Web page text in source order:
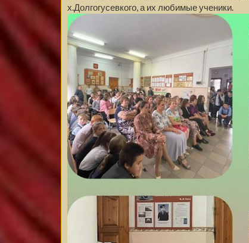
х.Долгогусевкого, а их любимые ученики.